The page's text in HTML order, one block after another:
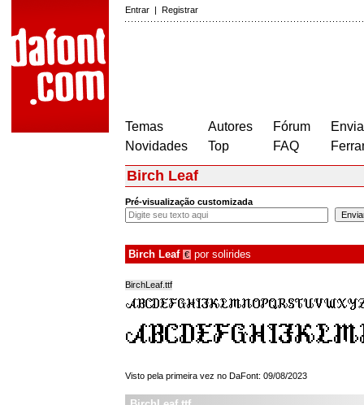
Entrar | Registrar
Temas
Novidades
Autores
Top
Fórum
FAQ
Birch Leaf
Pré-visualização customizada
Birch Leaf € por solirides
BirchLeaf.ttf
Visto pela primeira vez no DaFont: 09/08/2023